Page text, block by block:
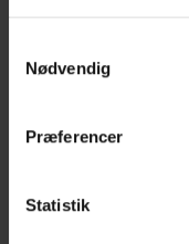
Nødvendig
Præferencer
Statistik